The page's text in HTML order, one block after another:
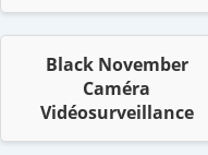
Black November
Caméra
Vidéosurveillance